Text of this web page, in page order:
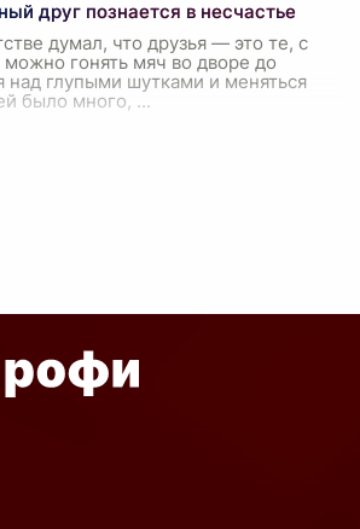
друг познается в несчастье
думал, что друзья — это те, с
гонять мяч во дворе до
над глупыми шутками и меняться
было много, ...